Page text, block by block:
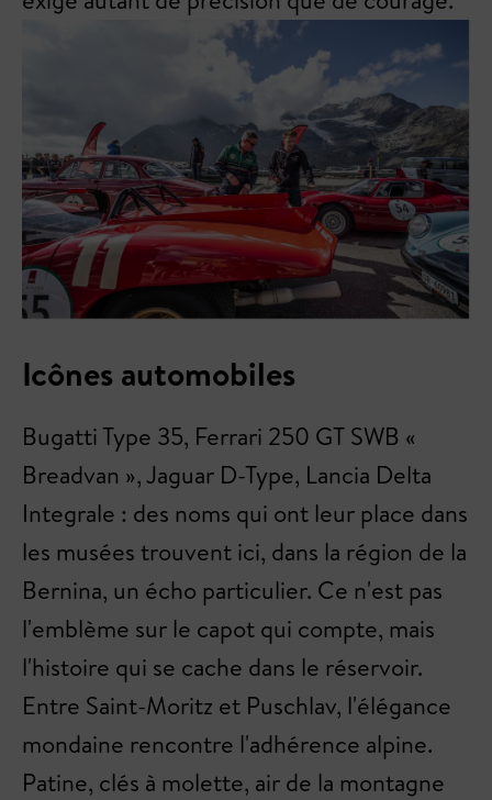
Icônes automobiles
Bugatti Type 35, Ferrari 250 GT SWB «
Breadvan », Jaguar D-Type, Lancia Delta
Integrale : des noms qui ont leur place dans
les musées trouvent ici, dans la région de la
Bernina, un écho particulier. Ce n'est pas
l'emblème sur le capot qui compte, mais
l'histoire qui se cache dans le réservoir.
Entre Saint-Moritz et Puschlav, l'élégance
mondaine rencontre l'adhérence alpine.
Patine, clés à molette, air de la montagne